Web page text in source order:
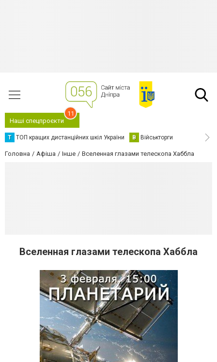
Наші спецпроєкти
11
Т ТОП кращих дистанційних шкіл України В Військторги
Головна Афіша Інше Вселенная глазами телескопа Хаббла
Вселенная глазами телескопа Хаббла